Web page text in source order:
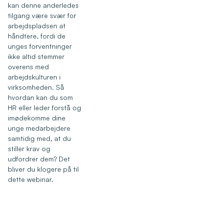
kan denne anderledes
tilgang være svær for
arbejdspladsen at
håndtere, fordi de
unges forventninger
ikke altid stemmer
overens med
arbejdskulturen i
virksomheden. Så
hvordan kan du som
HR eller leder forstå og
imødekomme dine
unge medarbejdere
samtidig med, at du
stiller krav og
udfordrer dem? Det
bliver du klogere på til
dette webinar.